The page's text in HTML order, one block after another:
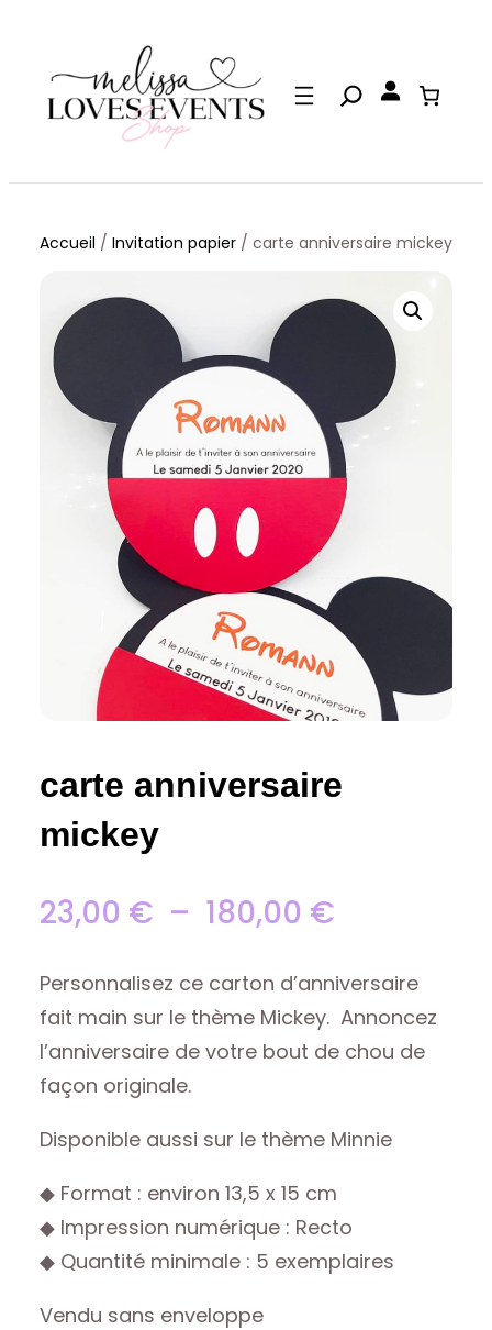
contenu
Accueil / Invitation papier / carte anniversaire mickey
carte anniversaire
mickey
23,00 € – 180,00 €
de
prix :
23,00 €
à
180,00 €
Personnalisez ce carton d’anniversaire
fait main sur le thème Mickey. Annoncez
l’anniversaire de votre bout de chou de
façon originale.
Disponible aussi sur le thème Minnie
◆ Format : environ 13,5 x 15 cm
◆ Impression numérique : Recto
◆ Quantité minimale : 5 exemplaires
Vendu sans enveloppe